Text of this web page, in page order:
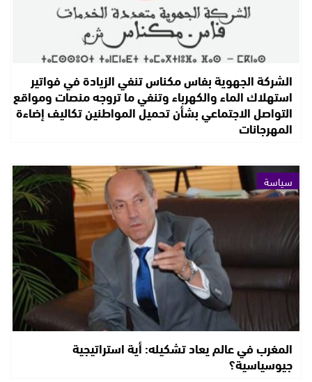
الشركة الجهوية بفاس مكناس تنفي الزيادة في فواتير
استهلاك الماء والكهرباء وتنفي ما تروجه منصات ومواقع
التواصل الاجتماعي بشأن تحميل المواطنين تكاليف إضاءة
المهرجانات
سياسة
المغرب في عالم يعاد تشكيله: أية استراتيجية
جيوسياسية؟